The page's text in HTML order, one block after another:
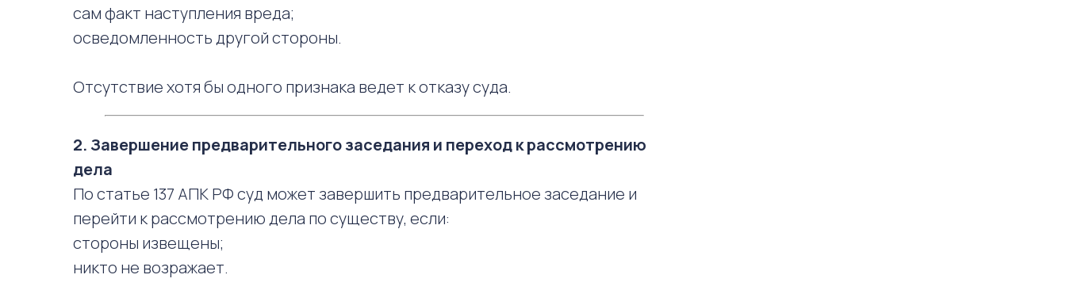
сам факт наступления вреда;
осведомленность другой стороны.
Отсутствие хотя бы одного признака ведет к отказу суда.
2. Завершение предварительного заседания и переход к рассмотрению
дела
По статье 137 АПК РФ суд может завершить предварительное заседание и
перейти к рассмотрению дела по существу, если:
стороны извещены;
никто не возражает.